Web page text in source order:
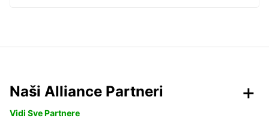
Naši Alliance Partneri
Vidi Sve Partnere